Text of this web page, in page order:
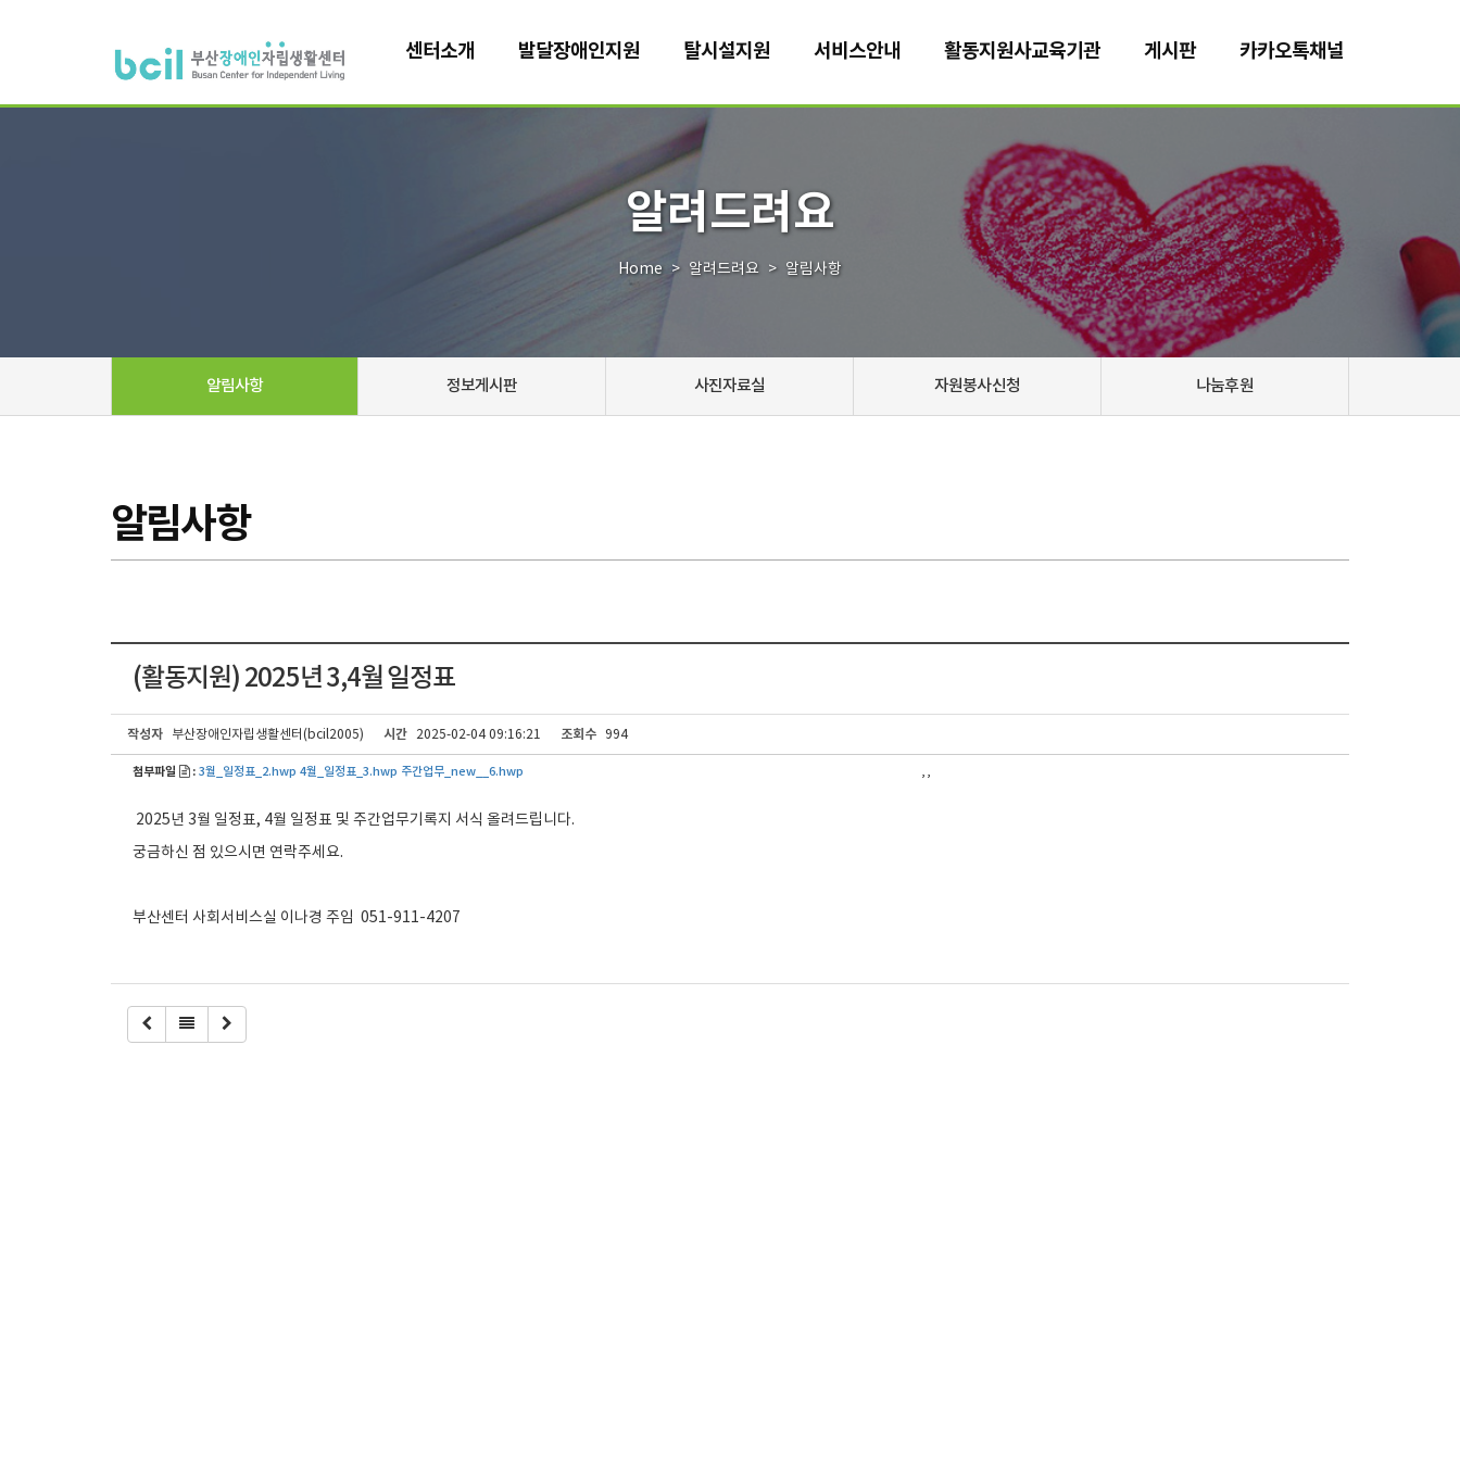
센터소개 발달장애인지원 탈시설지원 서비스안내 활동지원사교육기관 게시판 카카오톡채널
알려드려요
Home 알려드려요 알림사항
알림사항 정보게시판 사진자료실 자원봉사신청 나눔후원
알림사항
(활동지원) 2025년 3,4월 일정표
작성자 부산장애인자립생활센터(bcil2005) 시간 2025-02-04 09:16:21 조회수 994
첨부파일 : 3월_일정표_2.hwp ,
4월_일정표_3.hwp ,
주간업무_new__6.hwp
2025년 3월 일정표, 4월 일정표 및 주간업무기록지 서식 올려드립니다.
궁금하신 점 있으시면 연락주세요.
부산센터 사회서비스실 이나경 주임 051-911-4207